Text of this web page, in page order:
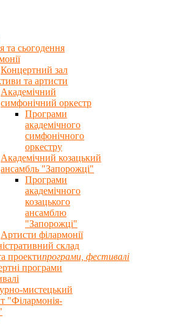
та сьогодення
Концертний зал
та артисти
Академічний
симфонічний оркестр
Програми
академічного
симфонічного
оркестру
Академічний козацький
ансамбль "Запорожці"
Програми
академічного
козацького
ансамблю
"Запорожці"
Артисти філармонії
склад
проектипрограми, фестивалi
програми
мистецький
"Філармонія-